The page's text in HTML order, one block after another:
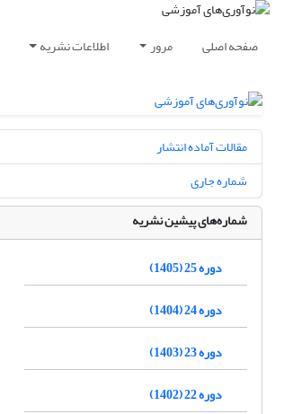
صفحه اصلی مرور اطلاعات نشریه
مقالات آماده انتشار
شماره جاری
شماره‌های پیشین نشریه
دوره 25 (1405)
دوره 24 (1404)
دوره 23 (1403)
دوره 22 (1402)